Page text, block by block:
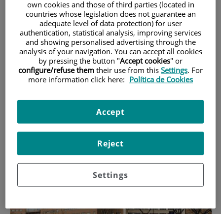
Un valor añadido y distintivo de esta propuesta lo constituye el
volumen de prácticas ofertadas, 386 horas, cubriendo todas aquellas
áreas donde la presencia de la enfermera de anestesia es garantía de
seguridad y confort para el paciente. Además, la formación teórica se
simultaneará con talleres prácticos y simuladores que facilitarán la
adquisición de los conceptos.
Fundación Jiménez Díaz (Madrid), el Hospital Rey Juan Carlos
(Móstoles) y el Hospital General de Villalba".
own cookies and those of third parties (located in
countries whose legislation does not guarantee an
adequate level of data protection) for user
authentication, statistical analysis, improving services
and showing personalised advertising through the
analysis of your navigation. You can accept all cookies
by pressing the button "Accept cookies" or
configure/refuse them their use from this Settings. For
more information click here: Política de Cookies
Settings
Reject
Accept